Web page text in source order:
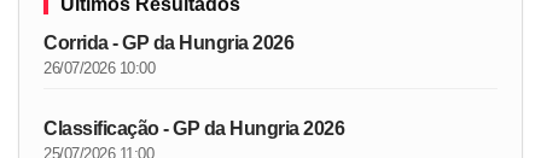
Últimos Resultados
Corrida - GP da Hungria 2026
26/07/2026 10:00
Classificação - GP da Hungria 2026
25/07/2026 11:00